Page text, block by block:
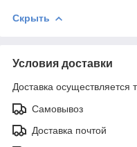
Скрыть
Условия доставки
Доставка осуществляется
Самовывоз
Доставка почтой